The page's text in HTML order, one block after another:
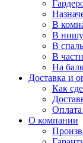
В
В нишу
В
В
На
Доставка и
Как
Оплата
О компании